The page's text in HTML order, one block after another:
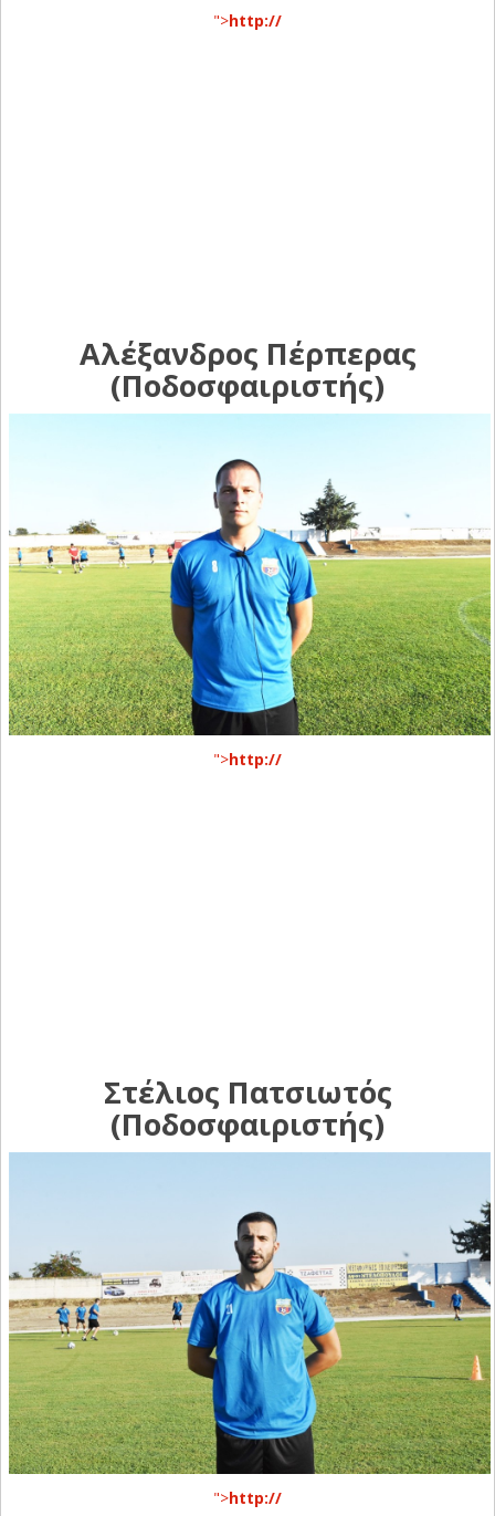
">http://
Αλέξανδρος Πέρπερας
(Ποδοσφαιριστής)
">http://
Στέλιος Πατσιωτός
(Ποδοσφαιριστής)
">http://